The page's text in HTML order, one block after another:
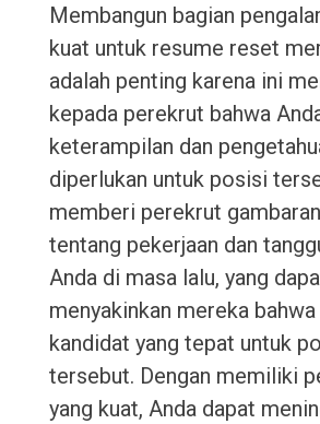
Membangun bagian
kuat untuk resume reset
adalah penting karena ini
kepada perekrut bahwa
keterampilan dan
diperlukan untuk posisi
memberi perekrut
tentang pekerjaan dan
Anda di masa lalu, yang
menyakinkan mereka
kandidat yang tepat untuk
tersebut. Dengan memiliki
yang kuat, Anda dapat